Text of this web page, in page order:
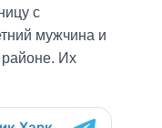
с
мужчина и
Их